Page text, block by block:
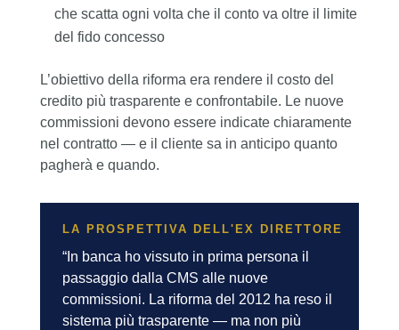
che scatta ogni volta che il conto va oltre il limite
del fido concesso
L’obiettivo della riforma era rendere il costo del
credito più trasparente e confrontabile. Le nuove
commissioni devono essere indicate chiaramente
nel contratto — e il cliente sa in anticipo quanto
pagherà e quando.
LA PROSPETTIVA DELL'EX DIRETTORE
“In banca ho vissuto in prima persona il
passaggio dalla CMS alle nuove
commissioni. La riforma del 2012 ha reso il
sistema più trasparente — ma non più